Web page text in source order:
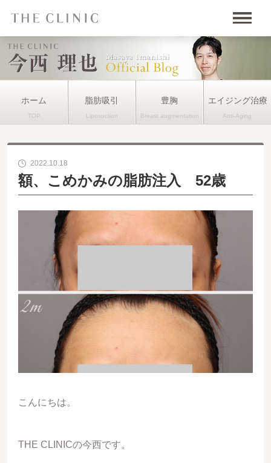
ホーム 脂肪吸引 豊胸 エイジング治療
2022.10.18
額、こめかみの脂肪注入 52歳
こんにちは。
THE CLINICの今西です。